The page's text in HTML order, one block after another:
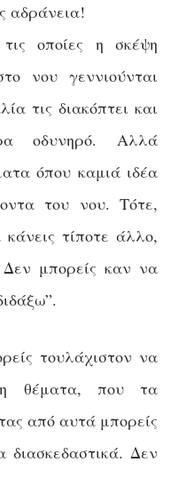
αδράνεια!
οποίες η σκέψη
νου γεννιούνται
τις διακόπτει και
οδυνηρό. Αλλά
όπου καμιά ιδέα
του νου. Τότε,
τίποτε άλλο,
Δεν μπορείς καν να
τουλάχιστον να
θέματα, που τα
από αυτά μπορείς
Δεν